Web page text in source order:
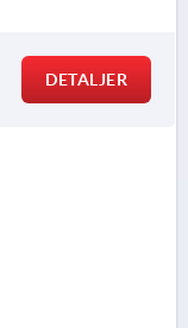
DETALJER